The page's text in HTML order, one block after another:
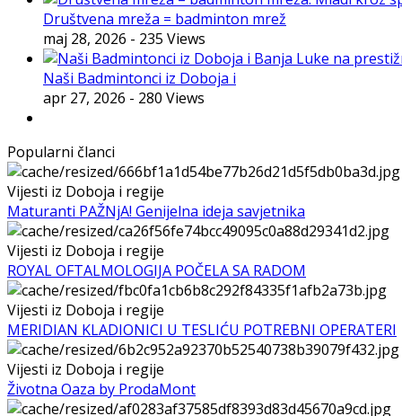
Društvena mreža = badminton mrež
maj 28, 2026 - 235 Views
Naši Badmintonci iz Doboja i
apr 27, 2026 - 280 Views
Popularni članci
Vijesti iz Doboja i regije
Maturanti PAŽNjA! Genijelna ideja savjetnika
Vijesti iz Doboja i regije
ROYAL OFTALMOLOGIJA POČELA SA RADOM
Vijesti iz Doboja i regije
MERIDIAN KLADIONICI U TESLIĆU POTREBNI OPERATERI
Vijesti iz Doboja i regije
Životna Oaza by ProdaMont